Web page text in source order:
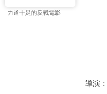
力道十足的反戰電影
導演：